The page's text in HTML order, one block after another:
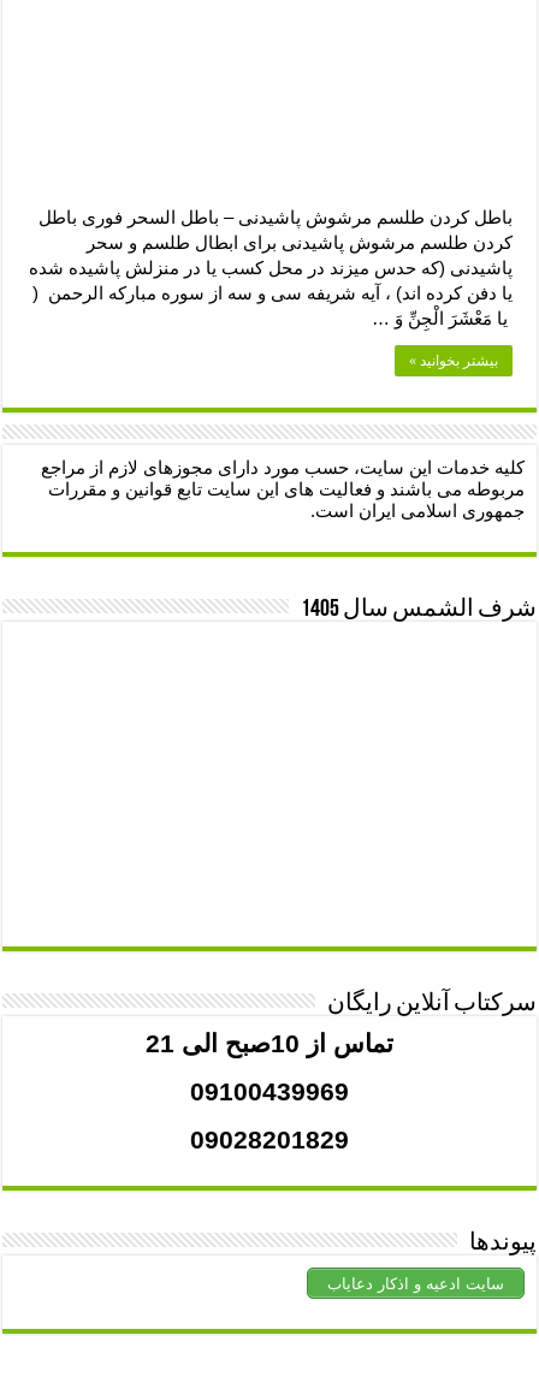
باطل کردن طلسم مرشوش پاشیدنی – باطل السحر فوری باطل
کردن طلسم مرشوش پاشیدنی برای ابطال طلسم و سحر
پاشیدنی (که حدس میزند در محل کسب یا در منزلش پاشیده شده
یا دفن کرده اند) ، آیه شریفه سی و سه از سوره مبارکه الرحمن (
یا مَعْشَرَ الْجِنِّ وَ …
بیشتر بخوانید »
کلیه خدمات این سایت، حسب مورد دارای مجوزهای لازم از مراجع
مربوطه می باشند و فعالیت های این سایت تابع قوانین و مقررات
جمهوری اسلامی ایران است.
شرف الشمس سال 1405
سرکتاب آنلاین رایگان
تماس از 10صبح الی 21
09100439969
09028201829
پیوندها
سایت ادعیه و اذکار دعایاب